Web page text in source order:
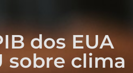
dos EUA
sobre clima